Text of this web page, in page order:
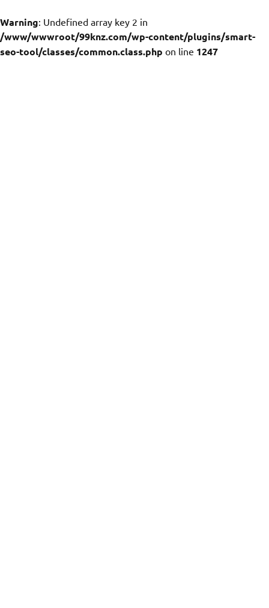
Warning: Undefined array key 2 in
/www/wwwroot/99knz.com/wp-content/plugins/smart-
seo-tool/classes/common.class.php on line 1247